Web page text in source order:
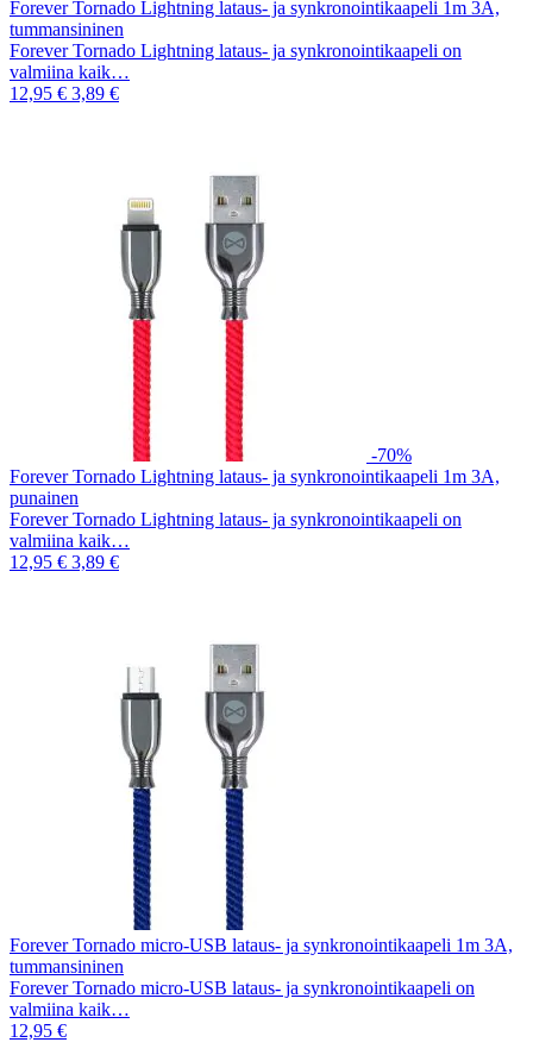
Forever Tornado Lightning lataus- ja synkronointikaapeli 1m 3A,
tummansininen
Forever Tornado Lightning lataus- ja synkronointikaapeli on
valmiina kaik…
12,95 € 3,89 €
-70%
Forever Tornado Lightning lataus- ja synkronointikaapeli 1m 3A,
punainen
Forever Tornado Lightning lataus- ja synkronointikaapeli on
valmiina kaik…
12,95 € 3,89 €
Forever Tornado micro-USB lataus- ja synkronointikaapeli 1m 3A,
tummansininen
Forever Tornado micro-USB lataus- ja synkronointikaapeli on
valmiina kaik…
12,95 €